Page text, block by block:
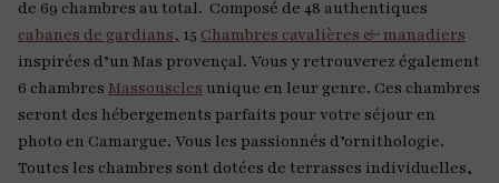
de 69 chambres au total. Composé de 48 authentiques
cabanes de gardians, 15 Chambres cavalières & manadiers
inspirées d’un Mas provençal. Vous y retrouverez également
6 chambres Massouscles unique en leur genre. Ces chambres
seront des hébergements parfaits pour votre séjour en
photo en Camargue. Vous les passionnés d’ornithologie.
Toutes les chambres sont dotées de terrasses individuelles,